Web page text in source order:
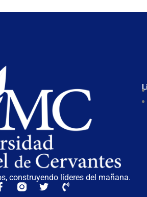
construyendo líderes del mañana.